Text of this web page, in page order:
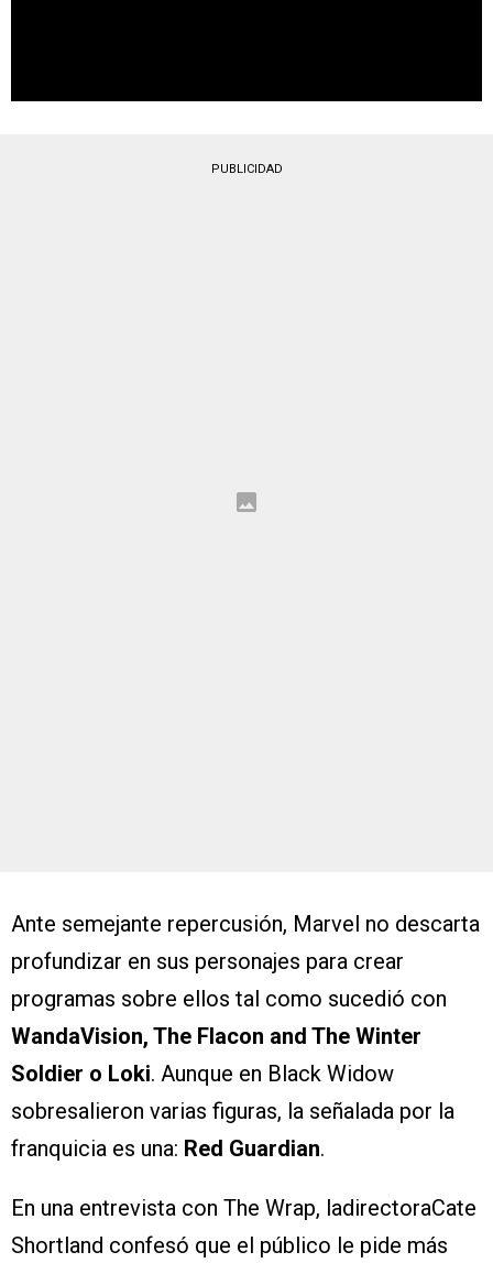
PUBLICIDAD
Ante semejante repercusión, Marvel no descarta
profundizar en sus personajes para crear
programas sobre ellos tal como sucedió con
WandaVision, The Flacon and The Winter
Soldier o Loki. Aunque en Black Widow
sobresalieron varias figuras, la señalada por la
franquicia es una: Red Guardian.
En una entrevista con The Wrap, ladirectoraCate
Shortland confesó que el público le pide más